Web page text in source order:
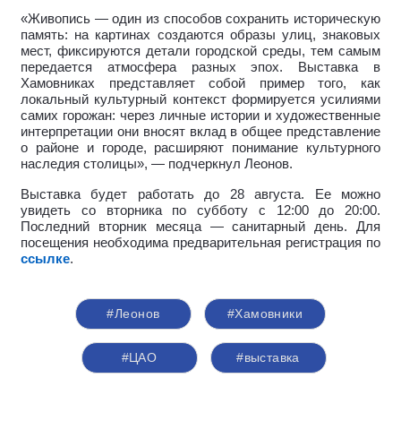
«Живопись — один из способов сохранить историческую
память: на картинах создаются образы улиц, знаковых
мест, фиксируются детали городской среды, тем самым
передается атмосфера разных эпох.
Выставка в
Хамовниках представляет собой пример того, как
локальный культурный контекст формируется усилиями
самих горожан: через личные истории и художественные
интерпретации они вносят вклад в общее представление
о районе и городе, расширяют понимание культурного
наследия столицы», — подчеркнул Леонов.
Выставка будет работать до 28 августа. Ее можно
увидеть со вторника по субботу с 12:00 до 20:00.
Последний вторник месяца — санитарный день. Для
посещения необходима предварительная регистрация по
ссылке.
#Леонов #Хамовники
#ЦАО #выставка